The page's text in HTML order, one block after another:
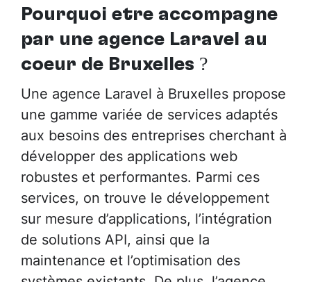
Pourquoi être accompagné
par une agence Laravel au
cœur de Bruxelles ?
Une agence Laravel à Bruxelles propose
une gamme variée de services adaptés
aux besoins des entreprises cherchant à
développer des applications web
robustes et performantes. Parmi ces
services, on trouve le développement
sur mesure d’applications, l’intégration
de solutions API, ainsi que la
maintenance et l’optimisation des